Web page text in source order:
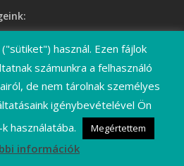
• Minden jog fenntartva!
használ. Ezen fájlok
számunkra a felhasználó
de nem tárolnak személyes
igénybevételével Ön
használatába.
Megértettem
információk